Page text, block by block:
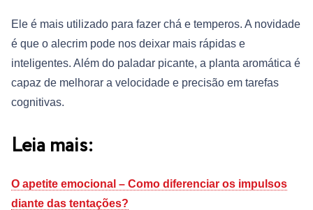
Ele é mais utilizado para fazer chá e temperos. A novidade
é que o alecrim pode nos deixar mais rápidas e
inteligentes. Além do paladar picante, a planta aromática é
capaz de melhorar a velocidade e precisão em tarefas
cognitivas.
Leia mais:
O apetite emocional – Como diferenciar os impulsos
diante das tentações?